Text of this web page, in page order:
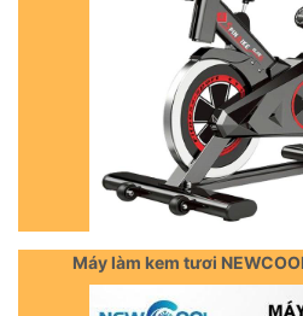
Máy làm kem tươi